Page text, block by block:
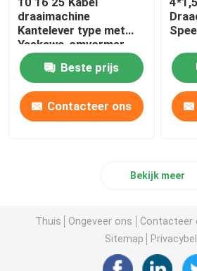
draaimachine
Kantelever type met
Yaskawa-omvormer
Beste prijs
Contacteer ons
Bekijk meer
Thuis Ongeveer ons Contacteer
Sitemap